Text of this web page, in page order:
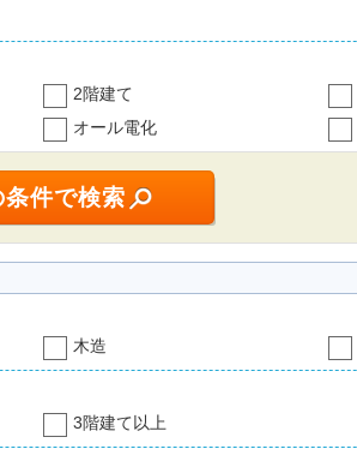
2階建て
オール電化
木造
3階建て以上